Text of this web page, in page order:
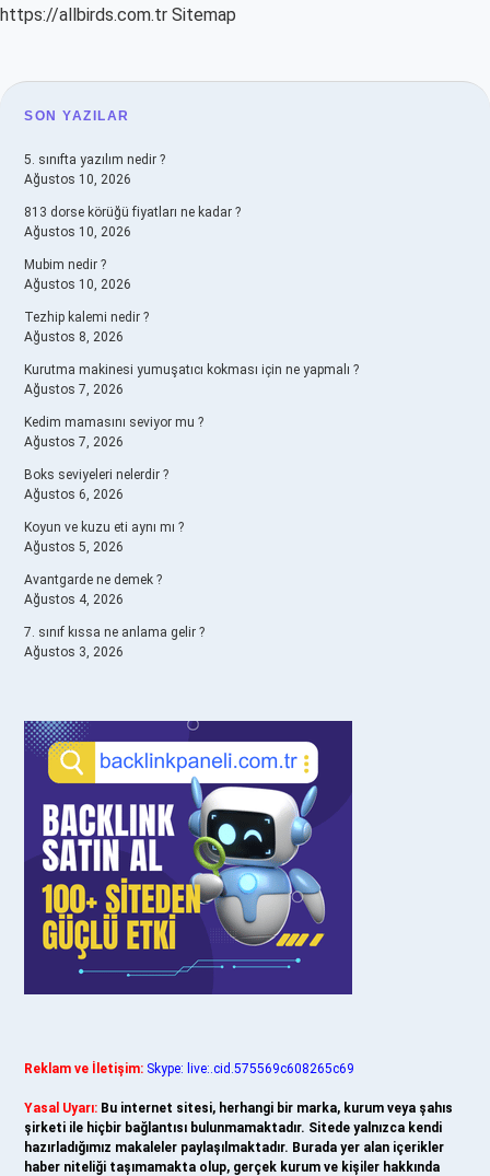
https://allbirds.com.tr Sitemap
SIDEBAR
SON YAZILAR
5. sınıfta yazılım nedir ?
Ağustos 10, 2026
813 dorse körüğü fiyatları ne kadar ?
Ağustos 10, 2026
Mubim nedir ?
Ağustos 10, 2026
Tezhip kalemi nedir ?
Ağustos 8, 2026
Kurutma makinesi yumuşatıcı kokması için ne yapmalı ?
Ağustos 7, 2026
Kedim mamasını seviyor mu ?
Ağustos 7, 2026
Boks seviyeleri nelerdir ?
Ağustos 6, 2026
Koyun ve kuzu eti aynı mı ?
Ağustos 5, 2026
Avantgarde ne demek ?
Ağustos 4, 2026
7. sınıf kıssa ne anlama gelir ?
Ağustos 3, 2026
Reklam ve İletişim: Skype: live:.cid.575569c608265c69
Yasal Uyarı: Bu internet sitesi, herhangi bir marka, kurum veya şahıs
şirketi ile hiçbir bağlantısı bulunmamaktadır. Sitede yalnızca kendi
hazırladığımız makaleler paylaşılmaktadır. Burada yer alan içerikler
haber niteliği taşımamakta olup, gerçek kurum ve kişiler hakkında